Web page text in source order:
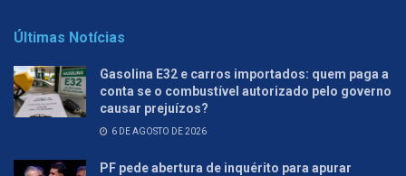
Últimas Notícias
Gasolina E32 e carros importados: quem paga a
conta se o combustível autorizado pelo governo
causar prejuízos?
6 DE AGOSTO DE 2026
PF pede abertura de inquérito para apurar